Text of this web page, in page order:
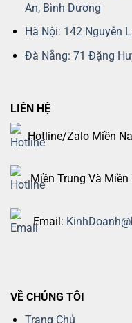
An, Bình Dương
Hà Nội: 142 Nguyễn
Đà Nẵng: 71 Đặng
LIÊN HỆ
Hotline/Zalo Miền
Miền Trung Và Miền
Email:
VỀ CHÚNG TÔI
Trang Chủ